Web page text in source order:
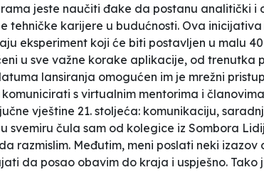
jeste naučiti đake da postanu analitički i
tehničke karijere u budućnosti. Ova
eksperiment koji će biti postavljen u malu
u sve važne korake aplikacije, od trenutka
lansiranja omogućen im je mrežni
s virtualnim mentorima i
vještine 21. stoljeća: komunikaciju,
svemiru čula sam od kolegice iz Sombora
da razmislim. Međutim, meni poslati neki
da posao obavim do kraja i uspješno. Tako